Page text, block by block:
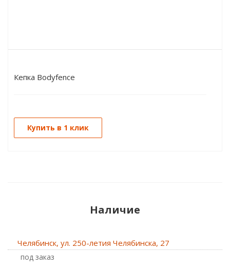
Кепка Bodyfence
Купить в 1 клик
Наличие
Челябинск, ул. 250-летия Челябинска, 27
Под заказ